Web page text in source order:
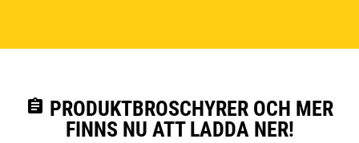
assignment PRODUKTBROSCHYRER OCH MER
FINNS NU ATT LADDA NER!